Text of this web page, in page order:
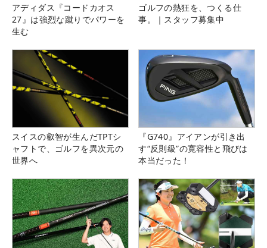
アディダス『コードカオス
27』は強烈な蹴りでパワーを
生む
ゴルフの熱狂を、つくる仕
事。｜スタッフ募集中
スイスの叡智が生んだTPTシ
ャフトで、ゴルフを異次元の
世界へ
『G740』アイアンが引き出
す“反則級”の寛容性と飛びは
本当だった！